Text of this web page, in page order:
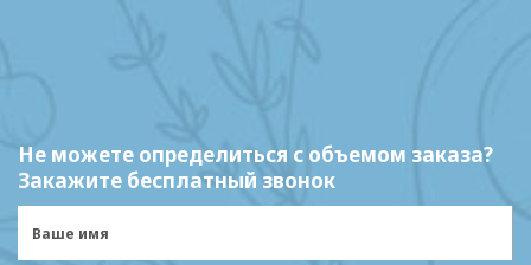
Не можете определиться с объемом заказа?
Закажите бесплатный звонок